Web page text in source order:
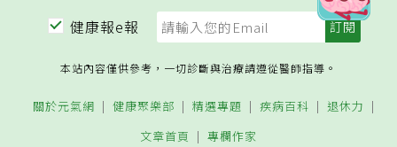
健康報e報
本站內容僅供參考，一切診斷與治療請遵從醫師指導。
關於元氣網 健康聚樂部 精選專題 疾病百科
退休力
文章首頁
專欄作家